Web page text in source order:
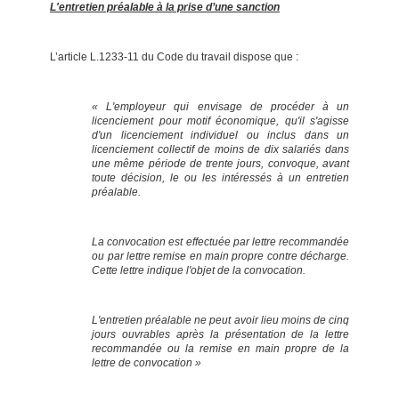
L'entretien préalable à la prise d’une sanction
L’article L.1233-11 du Code du travail dispose que :
« L'employeur qui envisage de procéder à un
licenciement pour motif économique, qu'il s'agisse
d'un licenciement individuel ou inclus dans un
licenciement collectif de moins de dix salariés dans
une même période de trente jours, convoque, avant
toute décision, le ou les intéressés à un entretien
préalable.
La convocation est effectuée par lettre recommandée
ou par lettre remise en main propre contre décharge.
Cette lettre indique l'objet de la convocation.
L'entretien préalable ne peut avoir lieu moins de cinq
jours ouvrables après la présentation de la lettre
recommandée ou la remise en main propre de la
lettre de convocation »